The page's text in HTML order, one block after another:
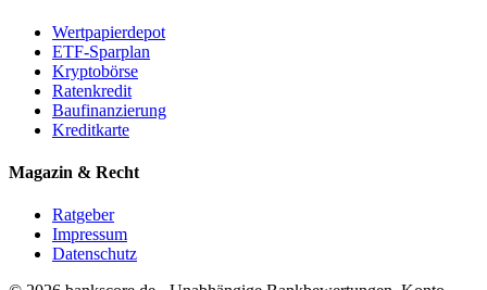
Wertpapierdepot
ETF-Sparplan
Kryptobörse
Ratenkredit
Baufinanzierung
Kreditkarte
Magazin & Recht
Ratgeber
Impressum
Datenschutz